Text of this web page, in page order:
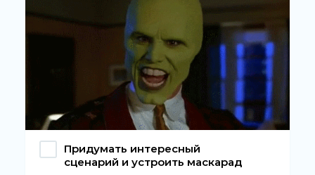
Придумать интересный
сценарий и устроить маскарад